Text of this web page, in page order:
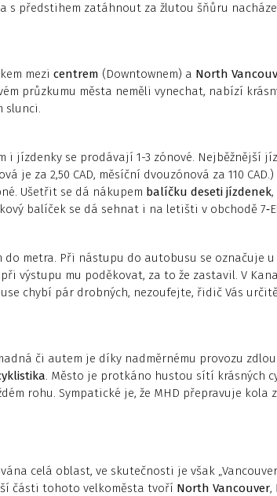
s předstihem zatáhnout za žlutou šňůru
mezi centrem (Downtownem) a North
průzkumu města neměli vynechat, nabízí
slunci.
i jízdenky se prodávají 1-3 zónové. Nejběžnější
je za 2,50 CAD, měsíční dvouzónová za 110
Ušetřit se dá nákupem balíčku deseti jízdenek,
balíček se dá sehnat i na letišti v obchodě
do metra. Při nástupu do autobusu se označuje
výstupu mu poděkovat, za to že zastavil. V
chybí pár drobných, nezoufejte, řidič Vás
či autem je díky nadměrnému provozu
. Město je protkáno hustou sítí krásných
rohu. Sympatické je, že MHD přepravuje kola
celá oblast, ve skutečnosti je však
části tohoto velkoměsta tvoří North Vancouver,